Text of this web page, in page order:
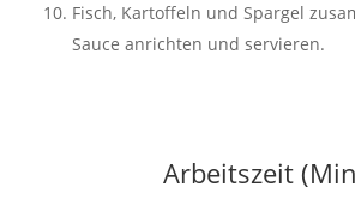
Fisch, Kartoffeln und Spargel
Sauce anrichten und servieren.
Arbeitszeit